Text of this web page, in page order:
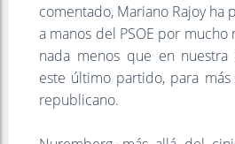
comentado, Mariano Rajoy
a manos del PSOE por mucho
nada menos que en nuestra
este último partido, para más
republicano.